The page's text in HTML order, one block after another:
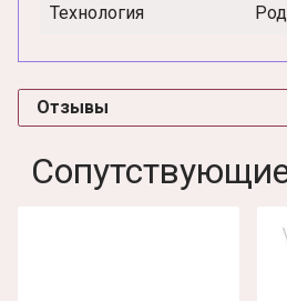
Технология
Отзывы